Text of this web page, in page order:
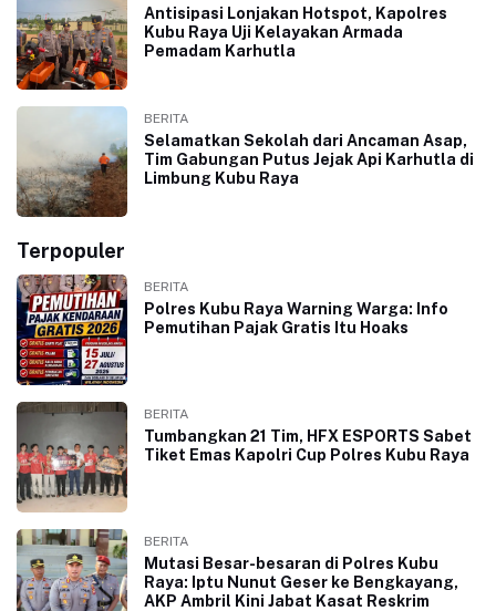
Antisipasi Lonjakan Hotspot, Kapolres
Kubu Raya Uji Kelayakan Armada
Pemadam Karhutla
BERITA
Selamatkan Sekolah dari Ancaman Asap,
Tim Gabungan Putus Jejak Api Karhutla di
Limbung Kubu Raya
Terpopuler
BERITA
Polres Kubu Raya Warning Warga: Info
Pemutihan Pajak Gratis Itu Hoaks
BERITA
Tumbangkan 21 Tim, HFX ESPORTS Sabet
Tiket Emas Kapolri Cup Polres Kubu Raya
BERITA
Mutasi Besar-besaran di Polres Kubu
Raya: Iptu Nunut Geser ke Bengkayang,
AKP Ambril Kini Jabat Kasat Reskrim